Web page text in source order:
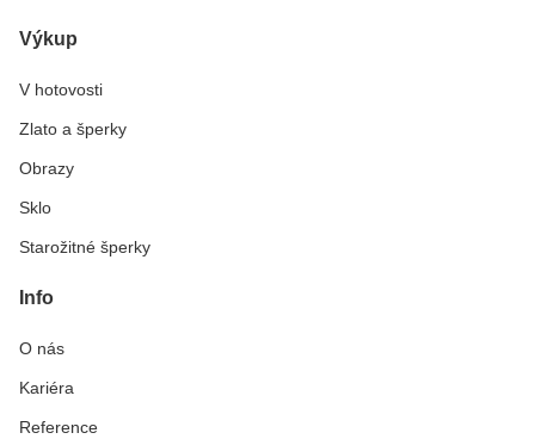
Výkup
V hotovosti
Zlato a šperky
Obrazy
Sklo
Starožitné šperky
Info
O nás
Kariéra
Reference